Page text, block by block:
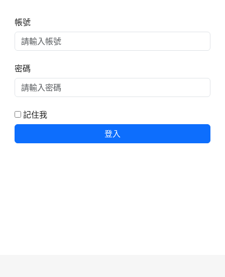
帳號
密碼
記住我
登入